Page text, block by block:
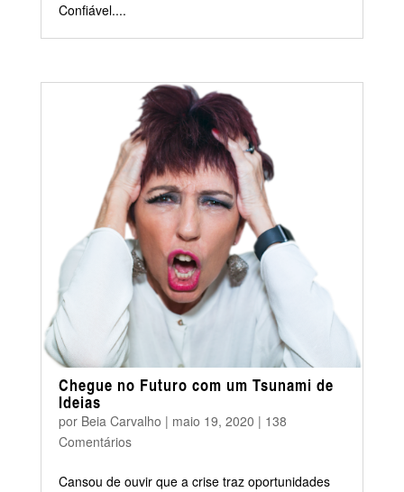
Confiável....
Chegue no Futuro com um Tsunami de
Ideias
por Beia Carvalho | maio 19, 2020 | 138
Comentários
Cansou de ouvir que a crise traz oportunidades